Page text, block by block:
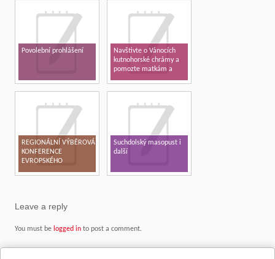
Povolební prohlášení
Navštivte o Vánocích
kutnohorské chrámy a
pomozte matkám a
REGIONÁLNÍ VÝBĚROVÁ
KONFERENCE
EVROPSKÉHO
Suchdolský masopust i
další
Leave a reply
You must be logged into post a comment.